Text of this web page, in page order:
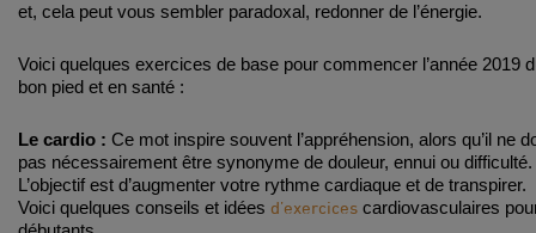
et, cela peut vous sembler paradoxal, redonner de l’énergie.
Voici quelques exercices de base pour commencer l’année 2019
bon pied et en santé :
Le cardio : Ce mot inspire souvent l’appréhension, alors qu’il ne
pas nécessairement être synonyme de douleur, ennui ou difficulté.
L’objectif est d’augmenter votre rythme cardiaque et de transpirer.
Voici quelques conseils et idées d’exercices cardiovasculaires